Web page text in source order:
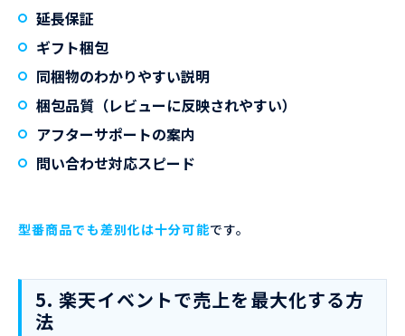
延長保証
ギフト梱包
同梱物のわかりやすい説明
梱包品質（レビューに反映されやすい）
アフターサポートの案内
問い合わせ対応スピード
型番商品でも差別化は十分可能です。
5. 楽天イベントで売上を最大化する方
法